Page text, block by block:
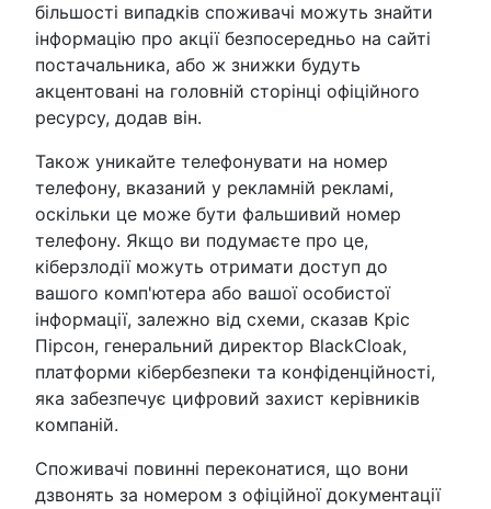
більшості випадків споживачі можуть знайти
інформацію про акції безпосередньо на сайті
постачальника, або ж знижки будуть
акцентовані на головній сторінці офіційного
ресурсу, додав він.
Також уникайте телефонувати на номер
телефону, вказаний у рекламній рекламі,
оскільки це може бути фальшивий номер
телефону. Якщо ви подумаєте про це,
кіберзлодії можуть отримати доступ до
вашого комп'ютера або вашої особистої
інформації, залежно від схеми, сказав Кріс
Пірсон, генеральний директор BlackCloak,
платформи кібербезпеки та конфіденційності,
яка забезпечує цифровий захист керівників
компаній.
Споживачі повинні переконатися, що вони
дзвонять за номером з офіційної документації